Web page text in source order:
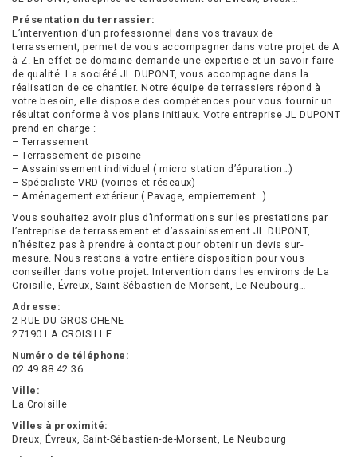
Présentation du terrassier:
L’intervention d’un professionnel dans vos travaux de
terrassement, permet de vous accompagner dans votre projet de A
à Z. En effet ce domaine demande une expertise et un savoir-faire
de qualité. La société JL DUPONT, vous accompagne dans la
réalisation de ce chantier. Notre équipe de terrassiers répond à
votre besoin, elle dispose des compétences pour vous fournir un
résultat conforme à vos plans initiaux. Votre entreprise JL DUPONT
prend en charge :
– Terrassement
– Terrassement de piscine
– Assainissement individuel ( micro station d’épuration…)
– Spécialiste VRD (voiries et réseaux)
– Aménagement extérieur ( Pavage, empierrement…)
Vous souhaitez avoir plus d’informations sur les prestations par
l’entreprise de terrassement et d’assainissement JL DUPONT,
n’hésitez pas à prendre à contact pour obtenir un devis sur-
mesure. Nous restons à votre entière disposition pour vous
conseiller dans votre projet. Intervention dans les environs de La
Croisille, Évreux, Saint-Sébastien-de-Morsent, Le Neubourg…
Adresse:
2 RUE DU GROS CHENE
27190 LA CROISILLE
Numéro de téléphone:
02 49 88 42 36
Ville:
La Croisille
Villes à proximité:
Dreux, Évreux, Saint-Sébastien-de-Morsent, Le Neubourg